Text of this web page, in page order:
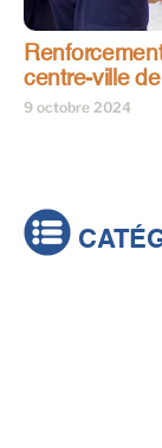
centre-ville
9 octobre 2024